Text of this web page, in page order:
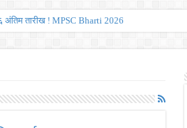
अंतिम तारीख ! MPSC Bharti 2026